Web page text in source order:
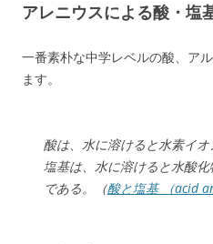
アレニウスによる酸・塩
一番素朴な中学レベルの酸、ア
ます。
酸は、水に溶けると水素イオ
塩基は、水に溶けると水酸
である。（酸と塩基 （acid